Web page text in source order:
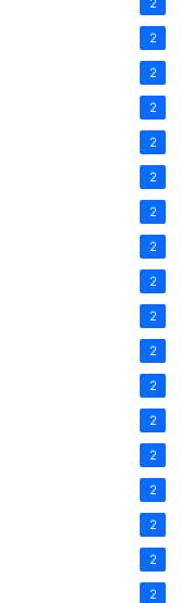
2
2
2
2
2
2
2
2
2
2
2
2
2
2
2
2
2
2